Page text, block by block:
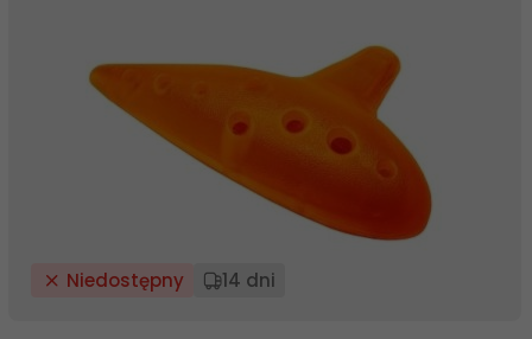
Niedostępny 14 dni